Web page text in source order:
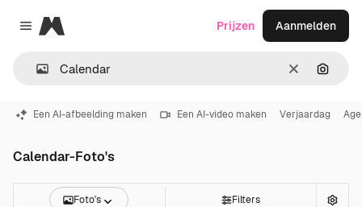
Close menu
Magnific
Wissen
Prijzen Aanmelden
Een AI-afbeelding maken Een AI-video maken Verjaardag
Calendar-Foto's
Foto's Filters